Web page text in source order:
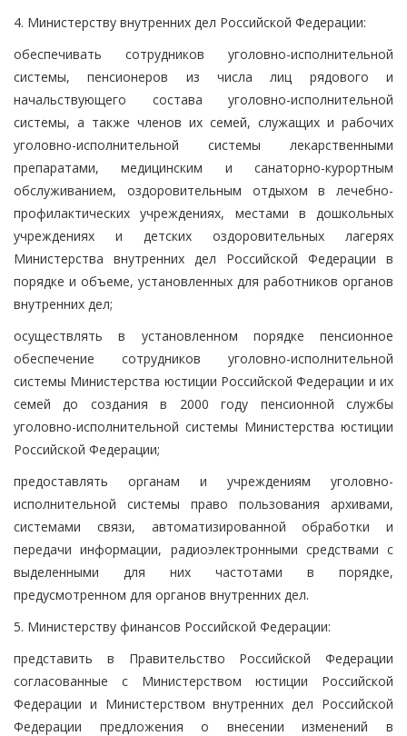
4. Министерству внутренних дел Российской Федерации:
обеспечивать сотрудников уголовно-исполнительной
системы, пенсионеров из числа лиц рядового и
начальствующего состава уголовно-исполнительной
системы, а также членов их семей, служащих и рабочих
уголовно-исполнительной системы лекарственными
препаратами, медицинским и санаторно-курортным
обслуживанием, оздоровительным отдыхом в лечебно-
профилактических учреждениях, местами в дошкольных
учреждениях и детских оздоровительных лагерях
Министерства внутренних дел Российской Федерации в
порядке и объеме, установленных для работников органов
внутренних дел;
осуществлять в установленном порядке пенсионное
обеспечение сотрудников уголовно-исполнительной
системы Министерства юстиции Российской Федерации и их
семей до создания в 2000 году пенсионной службы
уголовно-исполнительной системы Министерства юстиции
Российской Федерации;
предоставлять органам и учреждениям уголовно-
исполнительной системы право пользования архивами,
системами связи, автоматизированной обработки и
передачи информации, радиоэлектронными средствами с
выделенными для них частотами в порядке,
предусмотренном для органов внутренних дел.
5. Министерству финансов Российской Федерации:
представить в Правительство Российской Федерации
согласованные с Министерством юстиции Российской
Федерации и Министерством внутренних дел Российской
Федерации предложения о внесении изменений в